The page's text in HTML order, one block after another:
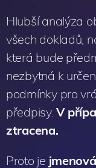
Hlubší analýza
všech dokladů,
která bude
nezbytná k
podmínky pro
předpisy.V
ztracena.
Proto je